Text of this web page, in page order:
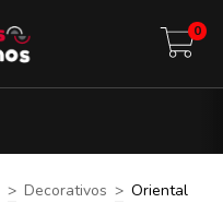
0
> Decorativos > Oriental